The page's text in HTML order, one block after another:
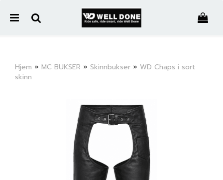
Hjem » MC BUKSER » Skinnbukser » WD Chaps i sort
skinn